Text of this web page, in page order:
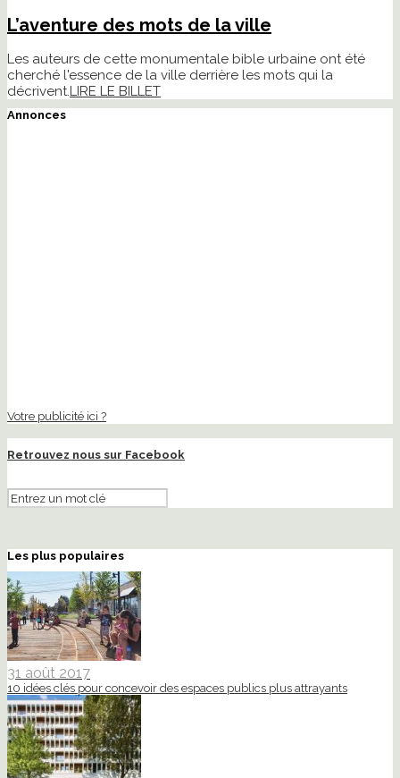
L’aventure des mots de la ville
Les auteurs de cette monumentale bible urbaine ont été
cherché l'essence de la ville derrière les mots qui la
décrivent. LIRE LE BILLET
Annonces
Votre publicité ici ?
Retrouvez nous sur Facebook
Les plus populaires
31 août 2017
10 idées clés pour concevoir des espaces publics plus attrayants